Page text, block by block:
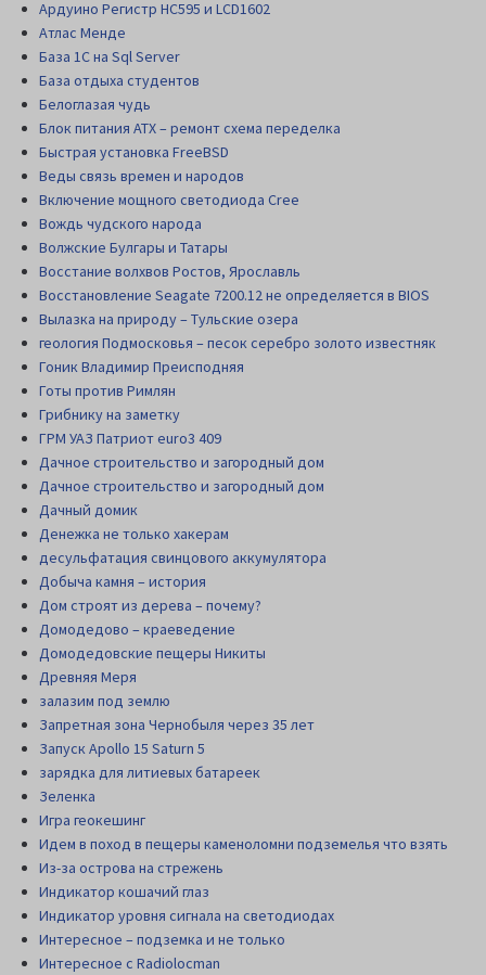
Ардуино Регистр НС595 и LCD1602
Атлас Менде
База 1С на Sql Server
База отдыха студентов
Белоглазая чудь
Блок питания АТХ – ремонт схема переделка
Быстрая установка FreeBSD
Веды связь времен и народов
Включение мощного светодиода Cree
Вождь чудского народа
Волжские Булгары и Татары
Восстание волхвов Ростов, Ярославль
Восстановление Seagate 7200.12 не определяется в BIOS
Вылазка на природу – Тульские озера
геология Подмосковья – песок серебро золото известняк
Гоник Владимир Преисподняя
Готы против Римлян
Грибнику на заметку
ГРМ УАЗ Патриот euro3 409
Дачное строительство и загородный дом
Дачное строительство и загородный дом
Дачный домик
Денежка не только хакерам
десульфатация свинцового аккумулятора
Добыча камня – история
Дом строят из дерева – почему?
Домодедово – краеведение
Домодедовские пещеры Никиты
Древняя Меря
залазим под землю
Запретная зона Чернобыля через 35 лет
Запуск Apollo 15 Saturn 5
зарядка для литиевых батареек
Зеленка
Игра геокешинг
Идем в поход в пещеры каменоломни подземелья что взять
Из-за острова на стрежень
Индикатор кошачий глаз
Индикатор уровня сигнала на светодиодах
Интересное – подземка и не только
Интересное с Radiolocman